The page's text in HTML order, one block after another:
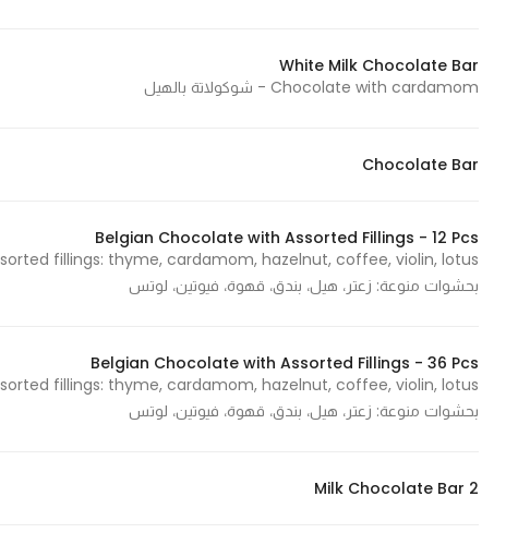
White Milk Chocolate Bar
Chocolate with cardamom - شوكولاتة بالهيل
Chocolate Bar
Belgian Chocolate with Assorted Fillings - 12 Pcs
بحشوات منوعة: زعتر، هيل، بندق، قهوة، فيوتين، لوتس
Belgian Chocolate with Assorted Fillings - 36 Pcs
بحشوات منوعة: زعتر، هيل، بندق، قهوة، فيوتين، لوتس
Milk Chocolate Bar 2
In order for
us to
website's
and
structure,
based on
used.